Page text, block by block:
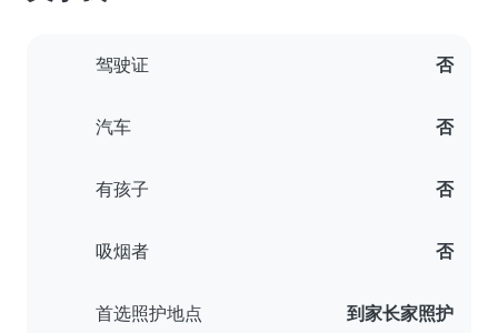
驾驶证 否
汽车 否
有孩子 否
吸烟者 否
首选照护地点 到家长家照护